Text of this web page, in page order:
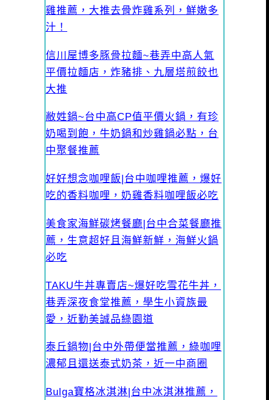
雞推薦，大推去骨炸雞系列，鮮嫩多
汁！
信川屋博多豚骨拉麵~巷弄中高人氣
平價拉麵店，炸豬排、九層塔煎餃也
大推
敝姓鍋~台中高CP值平價火鍋，有珍
奶喝到飽，牛奶鍋和炒雞鍋必點，台
中聚餐推薦
好好想念咖哩飯|台中咖哩推薦，爆好
吃的香料咖哩，奶雞香料咖哩飯必吃
美食家海鮮碳烤餐廳|台中合菜餐廳推
薦，生意超好且海鮮新鮮，海鮮火鍋
必吃
TAKU牛丼專賣店~爆好吃雪花牛丼，
巷弄深夜食堂推薦，學生小資族最
愛，近勤美誠品綠園道
泰丘鍋物|台中外帶便當推薦，綠咖哩
濃郁且還送泰式奶茶，近一中商圈
Bulga寶格冰淇淋|台中冰淇淋推薦，